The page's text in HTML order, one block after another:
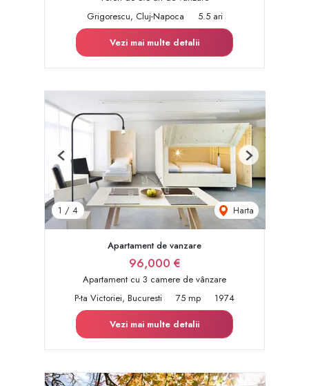
Grigorescu, Cluj-Napoca
5.5 ari
Vezi mai multe detalii
1 / 4 Harta
Previous Next
Apartament de vanzare
96,000 €
Apartament cu 3 camere de vânzare
P-ta Victoriei, Bucuresti
75 mp
1974
Vezi mai multe detalii